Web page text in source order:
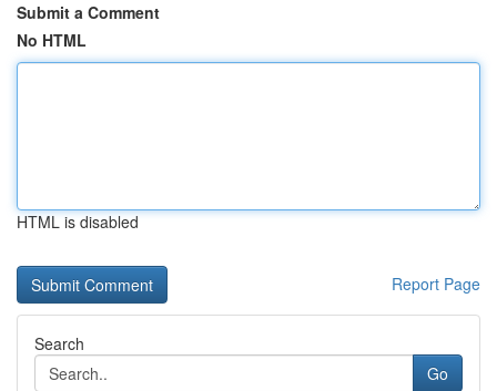
Submit a Comment
No HTML
HTML is disabled
Report Page
Search
Go